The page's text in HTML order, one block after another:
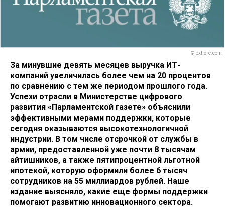
© pxhere.com
За минувшие девять месяцев выручка ИТ-
компаний увеличилась более чем на 20 процентов
по сравнению с тем же периодом прошлого года.
Успехи отрасли в Министерстве цифрового
развития «Парламентской газете» объяснили
эффективными мерами поддержки, которые
сегодня оказываются высокотехнологичной
индустрии. В том числе отсрочкой от службы в
армии, предоставленной уже почти 8 тысячам
айтишников, а также пятипроцентной льготной
ипотекой, которую оформили более 6 тысяч
сотрудников на 55 миллиардов рублей. Наше
издание выясняло, какие еще формы поддержки
помогают развитию инновационного сектора.